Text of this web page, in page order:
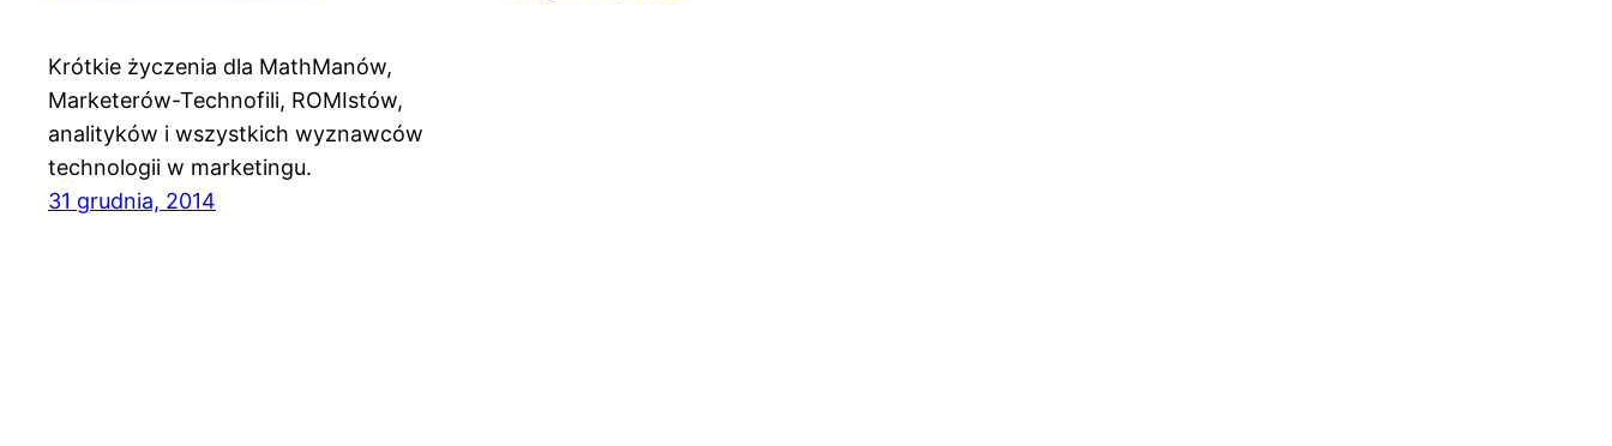
Krótkie życzenia dla MathManów,
Marketerów-Technofili, ROMIstów,
analityków i wszystkich wyznawców
technologii w marketingu.
31 grudnia, 2014